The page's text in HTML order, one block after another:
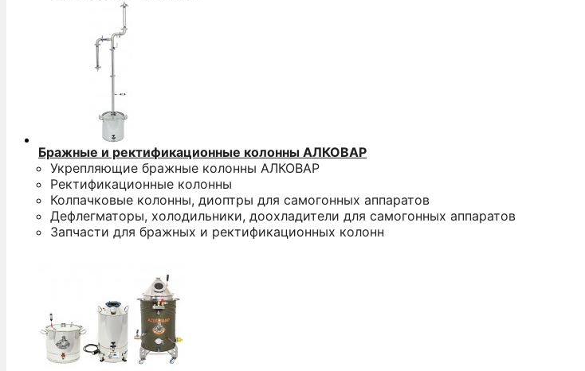
Бражные и ректификационные колонны АЛКОВАР
Укрепляющие бражные колонны АЛКОВАР
Ректификационные колонны
Колпачковые колонны, диоптры для самогонных аппаратов
Дефлегматоры, холодильники, доохладители для самогонных аппаратов
Запчасти для бражных и ректификационных колонн